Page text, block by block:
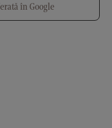
în Google